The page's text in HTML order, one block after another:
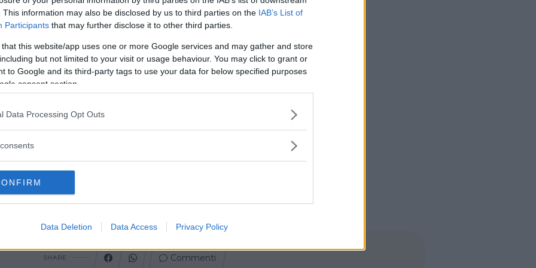
This information may also be disclosed by us to third parties on the IAB’s List of
Participants that may further disclose it to other third parties.
that this website/app uses one or more Google services and may gather and store
but not limited to your visit or usage behaviour. You may click to grant or
to Google and its third-party tags to use your data for below specified purposes
consent section.
Data Processing Opt Outs
Data Deletion Data Access Privacy Policy
Commento
I corsi di danza classica iniziano dal livello
specificatamente studiato per lo sviluppo
SHARE Commenti